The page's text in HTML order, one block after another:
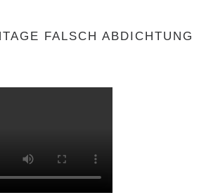
FALSCH ABDICHTUNG